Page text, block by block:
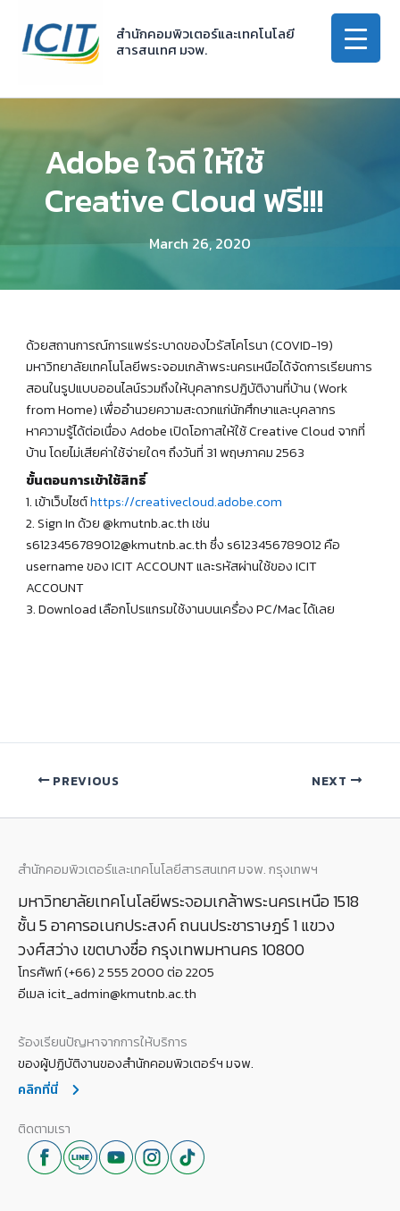
content
สำนักคอมพิวเตอร์และเทคโนโลยี
สารสนเทศ มจพ.
Adobe ใจดี ให้ใช้
Creative Cloud ฟรี!!!
March 26, 2020
ด้วยสถานการณ์การแพร่ระบาดของไวรัสโคโรนา (COVID-19)
มหาวิทยาลัยเทคโนโลยีพระจอมเกล้าพระนครเหนือได้จัดการเรียนการ
สอนในรูปแบบออนไลน์รวมถึงให้บุคลากรปฎิบัติงานที่บ้าน (Work
from Home) เพื่ออำนวยความสะดวกแก่นักศึกษาและบุคลากร
หาความรู้ได้ต่อเนื่อง Adobe เปิดโอกาสให้ใช้ Creative Cloud จากที่
บ้าน โดยไม่เสียค่าใช้จ่ายใดๆ ถึงวันที่ 31 พฤษภาคม 2563
ขั้นตอนการเข้าใช้สิทธิ์
1. เข้าเว็บไซต์https://creativecloud.adobe.com
2. Sign In ด้วย @kmutnb.ac.th เช่น
s6123456789012@kmutnb.ac.th ซึ่ง s6123456789012 คือ
username ของ ICIT ACCOUNT และรหัสผ่านใช้ของ ICIT
ACCOUNT
3. Download เลือกโปรแกรมใช้งานบนเครื่อง PC/Mac ได้เลย
PREVIOUS NEXT
สำนักคอมพิวเตอร์และเทคโนโลยีสารสนเทศ มจพ. กรุงเทพฯ
มหาวิทยาลัยเทคโนโลยีพระจอมเกล้าพระนครเหนือ 1518
ชั้น 5 อาคารอเนกประสงค์ ถนนประชาราษฎร์ 1 แขวง
วงศ์สว่าง เขตบางซื่อ กรุงเทพมหานคร 10800
โทรศัพท์ (+66) 2 555 2000 ต่อ 2205
อีเมล icit_admin@kmutnb.ac.th
ร้องเรียนปัญหาจากการให้บริการ
ของผู้ปฏิบัติงานของสำนักคอมพิวเตอร์ฯ มจพ.
คลิกที่นี่
ติดตามเรา